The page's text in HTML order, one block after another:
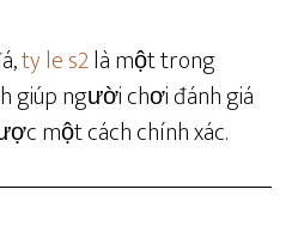
ty le s2là một trong
giúp người chơi đánh giá
một cách chính xác.